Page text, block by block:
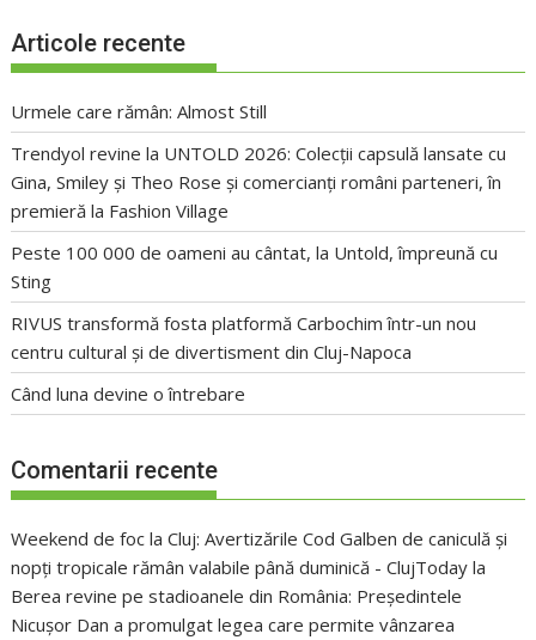
Articole recente
Urmele care rămân: Almost Still
Trendyol revine la UNTOLD 2026: Colecții capsulă lansate cu
Gina, Smiley și Theo Rose și comercianți români parteneri, în
premieră la Fashion Village
Peste 100 000 de oameni au cântat, la Untold, împreună cu
Sting
RIVUS transformă fosta platformă Carbochim într-un nou
centru cultural și de divertisment din Cluj-Napoca
Când luna devine o întrebare
Comentarii recente
Weekend de foc la Cluj: Avertizările Cod Galben de caniculă și
nopți tropicale rămân valabile până duminică - ClujToday la
Berea revine pe stadioanele din România: Președintele
Nicușor Dan a promulgat legea care permite vânzarea